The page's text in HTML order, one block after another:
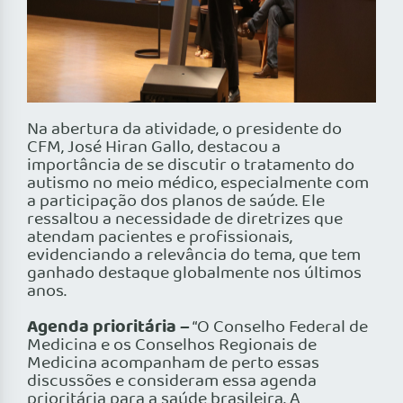
Na abertura da atividade, o presidente do
CFM, José Hiran Gallo, destacou a
importância de se discutir o tratamento do
autismo no meio médico, especialmente com
a participação dos planos de saúde. Ele
ressaltou a necessidade de diretrizes que
atendam pacientes e profissionais,
evidenciando a relevância do tema, que tem
ganhado destaque globalmente nos últimos
anos.
Agenda prioritária –“O Conselho Federal de
Medicina e os Conselhos Regionais de
Medicina acompanham de perto essas
discussões e consideram essa agenda